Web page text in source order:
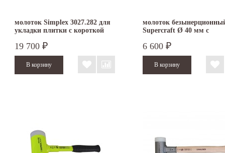
молоток Simplex 3027.282 для
укладки плитки с короткой
резина StandUp/суперпластик
19 700 ₽
молоток
Supercraft Ø 40 мм с
3377.140
6 600 ₽